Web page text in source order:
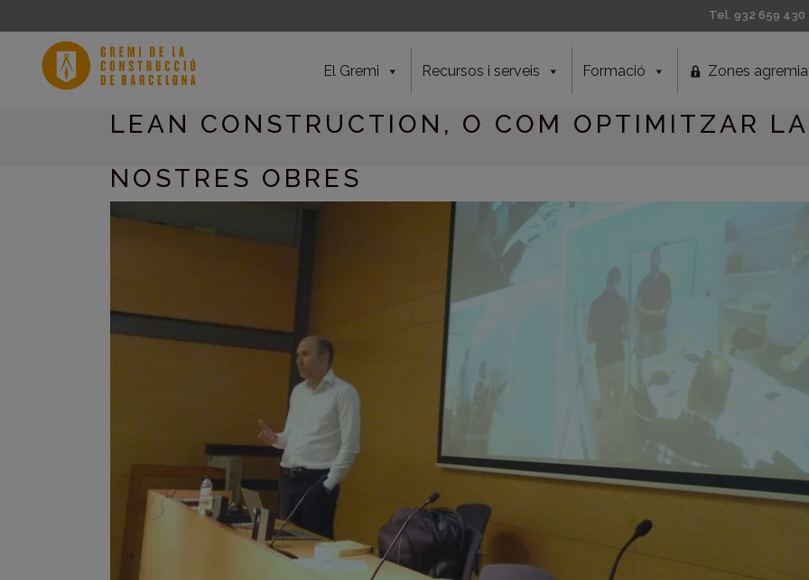
Tel. 932 659 430
El Gremi Recursos i serveis Formació Zones
LEAN CONSTRUCTION, O COM OPTIMITZAR
NOSTRES OBRES